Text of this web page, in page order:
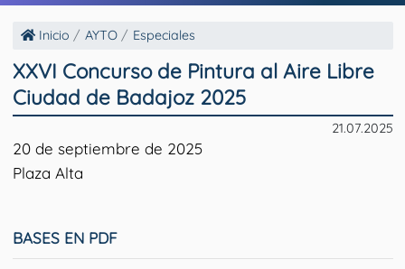
Inicio AYTO Especiales
XXVI Concurso de Pintura al Aire Libre
Ciudad de Badajoz 2025
21.07.2025
20 de septiembre de 2025
Plaza Alta
BASES EN PDF